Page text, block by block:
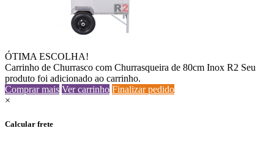
ÓTIMA ESCOLHA!
Carrinho de Churrasco com Churrasqueira de 80cm Inox R2 Seu
produto foi adicionado ao carrinho.
Comprar mais Ver carrinho Finalizar pedido
×
Calcular frete